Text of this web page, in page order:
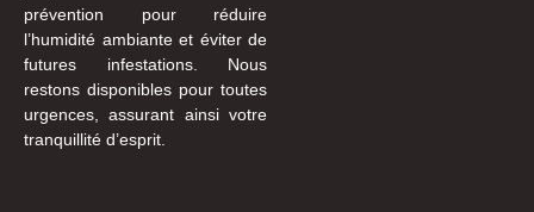
prévention pour réduire
l’humidité ambiante et éviter de
futures infestations. Nous
restons disponibles pour toutes
urgences, assurant ainsi votre
tranquillité d’esprit.